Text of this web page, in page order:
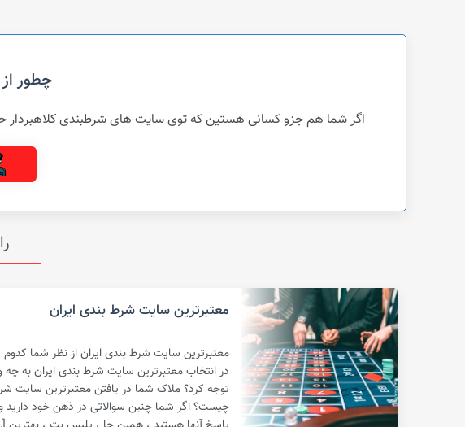
چطور
اگر شما هم جزو کسانی هستین که توی سایت های شرطبندی کلاهبردار حقی ازتون ضایع شده و پولتون رو خوردن٬
معتبرترین سایت شرط بندی ایران
معتبرترین سایت شرط بندی ایران از نظر شما کدوم
در انتخاب معتبرترین سایت شرط بندی ایران به
توجه کرد؟ ملاک شما در یافتن معتبرترین سایت
چیست؟ اگر شما چنین سوالاتی در ذهن خود دارید